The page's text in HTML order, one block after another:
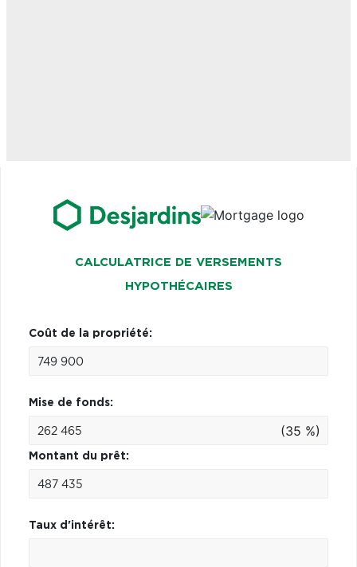
CALCULATRICE DE VERSEMENTS
HYPOTHÉCAIRES
Coût de la propriété:
Mise de fonds:
(35 %)
Montant du prêt:
Taux d'intérêt: